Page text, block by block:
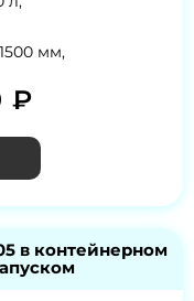
мм,
₽
в контейнерном